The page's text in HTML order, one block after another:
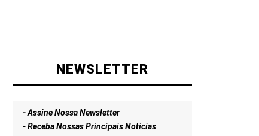
NEWSLETTER
- Assine Nossa Newsletter
- Receba Nossas Principais Notícias